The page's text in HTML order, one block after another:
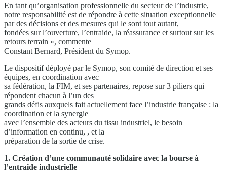
En tant qu’organisation professionnelle du secteur de l’industrie,
notre responsabilité est de répondre à cette situation exceptionnelle
par des décisions et des mesures qui le sont tout autant,
fondées sur l’ouverture, l’entraide, la réassurance et surtout sur les
retours terrain », commente
Constant Bernard, Président du Symop.
Le dispositif déployé par le Symop, son comité de direction et ses
équipes, en coordination avec
sa fédération, la FIM, et ses partenaires, repose sur 3 piliers qui
répondent chacun à l’un des
grands défis auxquels fait actuellement face l’industrie française : la
coordination et la synergie
avec l’ensemble des acteurs du tissu industriel, le besoin
d’information en continu, , et la
préparation de la sortie de crise.
1. Création d’une communauté solidaire avec la bourse à
l’entraide industrielle